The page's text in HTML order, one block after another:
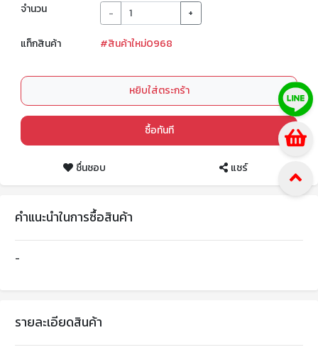
จำนวน - +
แท็กสินค้า #สินค้าใหม่0968
หยิบใส่ตระกร้า
ซื้อทันที
ชื่นชอบ แชร์
คำแนะนำในการซื้อสินค้า
-
รายละเอียดสินค้า